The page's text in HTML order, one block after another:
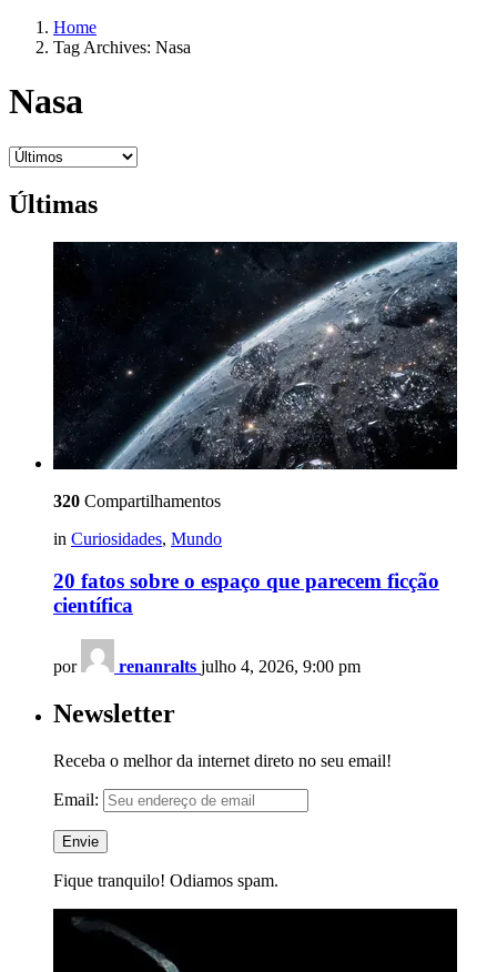
Home
Tag Archives: Nasa
Nasa
Últimas
320 Compartilhamentos
in Curiosidades, Mundo
20 fatos sobre o espaço que parecem ficção
científica
por renanralts julho 4, 2026, 9:00 pm
Newsletter
Receba o melhor da internet direto no seu email!
Email:
Fique tranquilo! Odiamos spam.